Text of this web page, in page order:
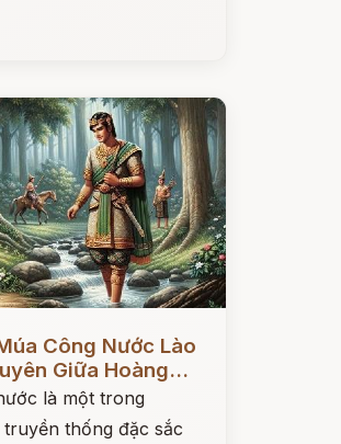
Công Nước Lào
Giữa Hoàng...
là một trong
thống đặc sắc